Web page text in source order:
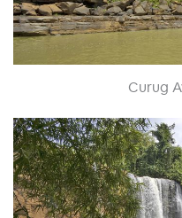
Curug